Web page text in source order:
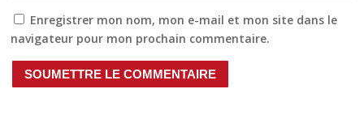
Enregistrer mon nom, mon e-mail et mon site dans le
navigateur pour mon prochain commentaire.
SOUMETTRE LE COMMENTAIRE